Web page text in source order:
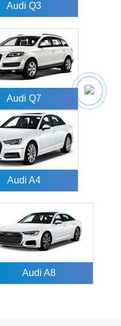
Audi Q3
Audi Q7
Audi A4
Audi A8